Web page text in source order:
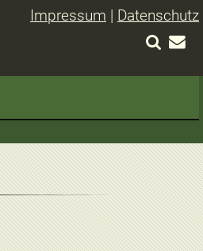
Impressum | Datenschutz